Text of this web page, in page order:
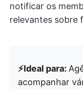
notificar os
relevantes sobre
⚡️Ideal para:
acompanhar